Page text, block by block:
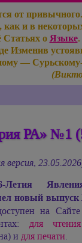
от
и в
оЯзыке.
Изменив
—
РА» №1
версия,
Летия
новый выпуск
на
для чтения
и для печати.